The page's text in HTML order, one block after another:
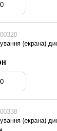
(екрана)
(екрана)